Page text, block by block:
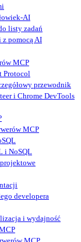
AI
listy zadań
z pomocą AI
MCP
Protocol
przewodnik
i Chrome DevTools
MCP
i NoSQL
developera
i wydajność